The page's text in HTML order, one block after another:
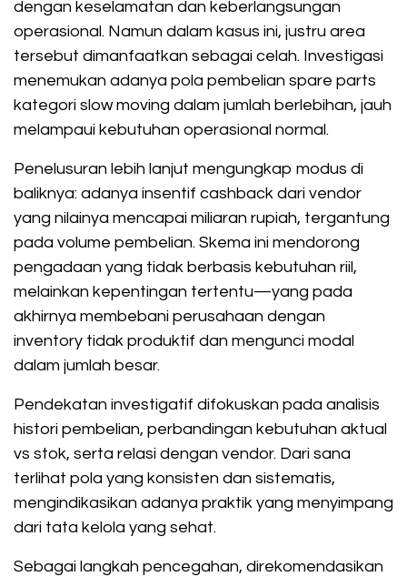
dengan keselamatan dan keberlangsungan
operasional. Namun dalam kasus ini, justru area
tersebut dimanfaatkan sebagai celah. Investigasi
menemukan adanya pola pembelian spare parts
kategori slow moving dalam jumlah berlebihan, jauh
melampaui kebutuhan operasional normal.
Penelusuran lebih lanjut mengungkap modus di
baliknya: adanya insentif cashback dari vendor
yang nilainya mencapai miliaran rupiah, tergantung
pada volume pembelian. Skema ini mendorong
pengadaan yang tidak berbasis kebutuhan riil,
melainkan kepentingan tertentu—yang pada
akhirnya membebani perusahaan dengan
inventory tidak produktif dan mengunci modal
dalam jumlah besar.
Pendekatan investigatif difokuskan pada analisis
histori pembelian, perbandingan kebutuhan aktual
vs stok, serta relasi dengan vendor. Dari sana
terlihat pola yang konsisten dan sistematis,
mengindikasikan adanya praktik yang menyimpang
dari tata kelola yang sehat.
Sebagai langkah pencegahan, direkomendasikan